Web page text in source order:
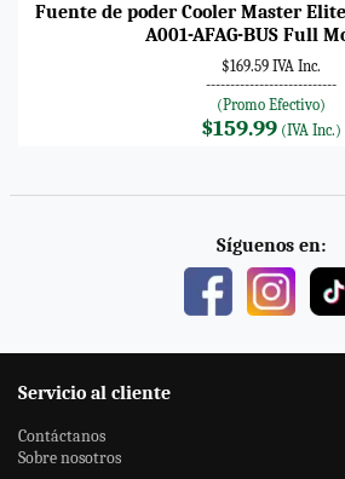
Fuente de poder Cooler Master
A001-AFAG-BUS Full
$169.59 IVA Inc.
---------------------------
(Promo Efectivo)
$159.99 (IVA Inc.)
Síguenos en:
Servicio al cliente
Contáctanos
Sobre nosotros